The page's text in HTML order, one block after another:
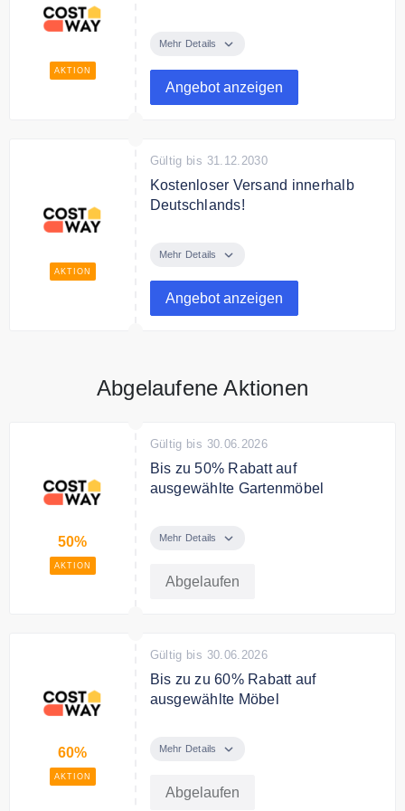
AKTION
innerhalb Deutschlands.
Mehr Details
Angebot anzeigen
AKTION
Gültig bis 31.12.2030
Kostenloser Versand innerhalb
Deutschlands!
Deutschlands (Festland)!
Mehr Details
Angebot anzeigen
Abgelaufene Aktionen
50%
AKTION
Gültig bis 30.06.2026
Bis zu 50% Rabatt auf
ausgewählte Gartenmöbel
ausgewählte Gartenmöbel
Mehr Details
Abgelaufen
60%
AKTION
Gültig bis 30.06.2026
Bis zu zu 60% Rabatt auf
ausgewählte Möbel
ausgewählte Möbel
Mehr Details
Abgelaufen